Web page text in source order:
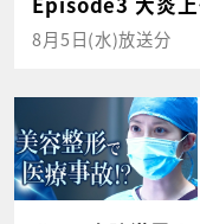
8月5日(水)放送分